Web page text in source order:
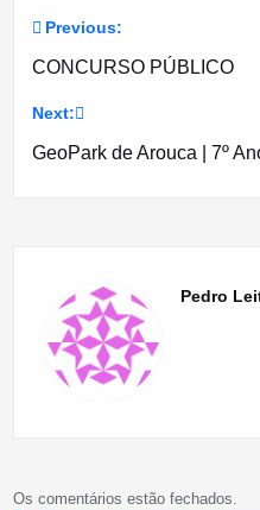
Navegação
artigos
Previous:
CONCURSO PÚBLICO
Next:
GeoPark de Arouca | 7º
Pedro
Os comentários estão fechados.